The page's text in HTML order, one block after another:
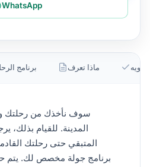
برنامج ماذا تعرف
سوف نأخذك من رحلتك
المدينة. للقيام بذلك،
المتبقي حتى رحلتك
برنامج جولة مخصص لك. يتم
WhatsApp